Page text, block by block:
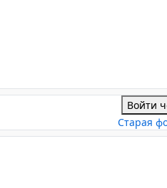
Войти
Старая